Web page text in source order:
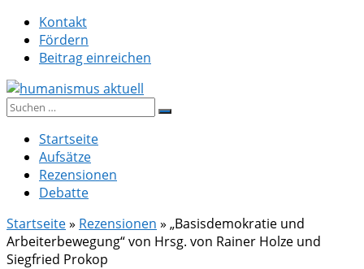
Zum
Inhalt
springen
Kontakt
Fördern
Beitrag einreichen
humanismus aktuell
Suche
Startseite
Aufsätze
Rezensionen
Debatte
Startseite» Rezensionen » „Basisdemokratie und
Arbeiterbewegung“ von Hrsg. von Rainer Holze und
Siegfried Prokop